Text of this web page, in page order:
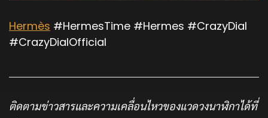
Hermès #HermesTime #Hermes #CrazyDial
#CrazyDialOfficial
ติดตามข่าวสารและความเคลื่อนไหวของแวดวงนาฬิกาได้ที่